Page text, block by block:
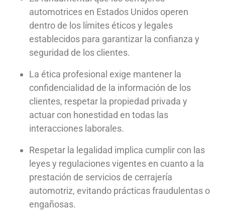
automotrices en Estados Unidos operen
dentro de los límites éticos y legales
establecidos para garantizar la confianza y
seguridad de los clientes.
La ética profesional exige mantener la
confidencialidad de la información de los
clientes, respetar la propiedad privada y
actuar con honestidad en todas las
interacciones laborales.
Respetar la legalidad implica cumplir con las
leyes y regulaciones vigentes en cuanto a la
prestación de servicios de cerrajería
automotriz, evitando prácticas fraudulentas o
engañosas.